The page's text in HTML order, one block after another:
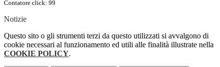
Contatore click: 99
Notizie
Questo sito o gli strumenti terzi da questo utilizzati si avvalgono di
cookie necessari al funzionamento ed utili alle finalità illustrate nella
COOKIE POLICY.